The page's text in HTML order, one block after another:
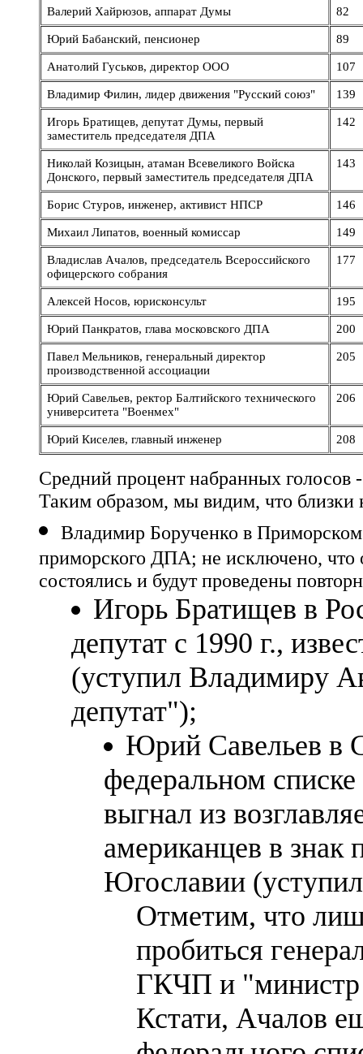
Валерий Хайрюзов, аппарат Думы 82
Юрий Бабанский, пенсионер 89
Анатолий Гуськов, директор ООО 107
Владимир Филин, лидер движения "Русский союз" 139
Игорь Братищев, депутат Думы, первый
заместитель председателя ДПА
142
Николай Козицын, атаман Всевеликого Войска
Донского, первый заместитель председателя ДПА
143
Борис Стуров, инженер, активист НПСР 146
Михаил Липатов, военный комиссар 149
Владислав Ачалов, председатель Всероссийского
офицерского собрания
177
Алексей Носов, юрисконсульт 195
Юрий Панкратов, глава московского ДПА 200
Павел Мельников, генеральный директор
производственной ассоциации
205
Юрий Савельев, ректор Балтийского технического
университета "Военмех"
206
Юрий Киселев, главный инженер 208
Средний процент набранных голосов
Таким образом, мы видим, что близки
Владимир Борученко в Приморском
приморского ДПА; не исключено, что
состоялись и будут проведены
Игорь Братищев в
депутат с 1990 г.,
(уступил Владимиру
депутат");
Юрий Савельев в
федеральном
выгнал из
американцев в знак
Югославии
Отметим, что
пробиться
ГКЧП и "министр
Кстати, Ачалов